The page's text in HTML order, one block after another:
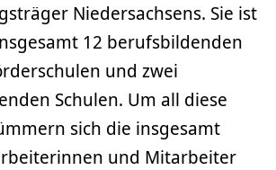
Niedersachsens. Sie ist
12 berufsbildenden
und zwei
Schulen. Um all diese
sich die insgesamt
und Mitarbeiter